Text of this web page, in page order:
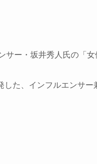
ー・坂井秀人氏の「
した、インフルエンサ